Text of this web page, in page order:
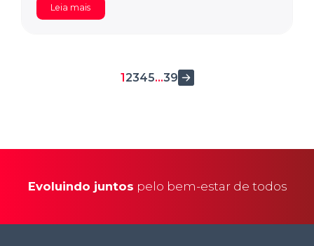
Leia mais
12345…39
Evoluindo juntos pelo bem-estar de todos